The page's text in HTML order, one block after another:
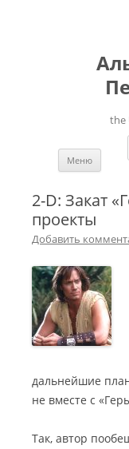
the
Меню
2-D: Закат
проекты
Добавить
дальнейшие
не вместе с
Так, автор